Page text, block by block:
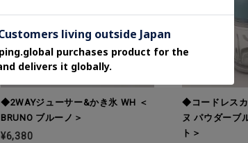
◆2WAYジューサー&かき氷 WH ＜
BRUNO ブルーノ＞
¥6,380
◆コードレス
ヌ パウダーブ
ト＞